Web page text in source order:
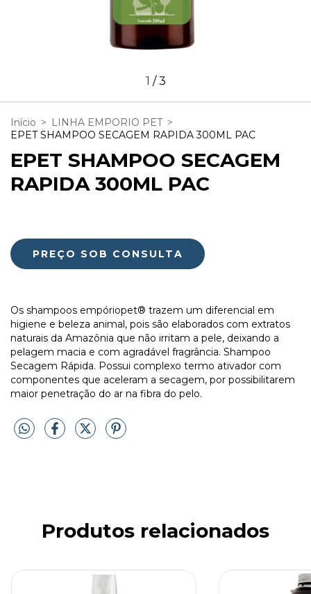
1 /3
Início > LINHA EMPORIO PET >
EPET SHAMPOO SECAGEM RAPIDA 300ML PAC
EPET SHAMPOO SECAGEM
RAPIDA 300ML PAC
Os shampoos empóriopet® trazem um diferencial em
higiene e beleza animal, pois são elaborados com extratos
naturais da Amazônia que não irritam a pele, deixando a
pelagem macia e com agradável fragrância. Shampoo
Secagem Rápida. Possui complexo termo ativador com
componentes que aceleram a secagem, por possibilitarem
maior penetração do ar na fibra do pelo.
Produtos relacionados